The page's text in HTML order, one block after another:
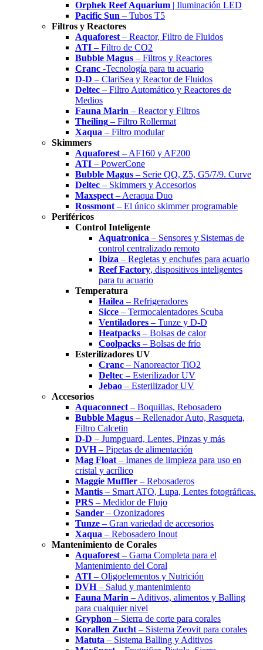
Orphek Reef Aquarium | Iluminación LED
Pacific Sun – Tubos T5
Filtros y Reactores
Aquaforest – Reactor, Filtro de Fluidos
ATI – Filtro de CO2
Bubble Magus – Filtros y Reactores
Cranc -Tecnología para tu acuario
D-D – ClariSea y Reactor de Fluidos
Deltec – Filtro Automático y Reactores de
Medios
Fauna Marin – Reactor y Filtros
Theiling – Filtro Rollermat
Xaqua – Filtro modular
Skimmers
Aquaforest – AF160 y AF200
ATI – PowerCone
Bubble Magus – Serie QQ, Z5, G5/7/9. Curve
Deltec – Skimmers y Accesorios
Maxspect – Aeraqua Duo
Rossmont – El único skimmer programable
Periféricos
Control Inteligente
Aquatronica – Sensores y Sistemas de
control centralizado remoto
Ibiza – Regletas y enchufes para acuario
Reef Factory, dispositivos inteligentes
para tu acuario
Temperatura
Hailea – Refrigeradores
Sicce – Termocalentadores Scuba
Ventiladores – Tunze y D-D
Heatpacks – Bolsas de calor
Coolpacks – Bolsas de frío
Esterilizadores UV
Cranc – Nanoreactor TiO2
Deltec – Esterilizador UV
Jebao – Esterilizador UV
Accesorios
Aquaconnect – Boquillas, Rebosadero
Bubble Magus – Rellenador Auto, Rasqueta,
Filtro Calcetin
D-D – Jumpguard, Lentes, Pinzas y más
DVH– Pipetas de alimentación
Mag Float – Imanes de limpieza para uso en
cristal y acrílico
Maggie Muffler – Rebosaderos
Mantis – Smart ATO, Lupa, Lentes fotográficas.
PRS – Medidor de Flujo
Sander – Ozonizadores
Tunze – Gran variedad de accesorios
Xaqua – Rebosadero Inout
Mantenimiento de Corales
Aquaforest – Gama Completa para el
Mantenimiento del Coral
ATI – Oligoelementos y Nutrición
DVH– Salud y mantenimiento
Fauna Marin – Aditivos, alimentos y Balling
para cualquier nivel
Gryphon – Sierra de corte para corales
Korallen Zucht – Sistema Zeovit para corales
Matuta – Sistema Balling y Aditivos